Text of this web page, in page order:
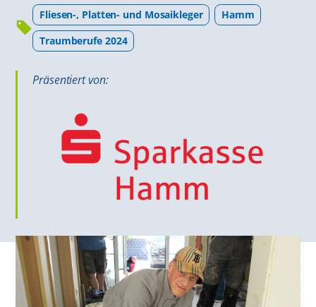
Fliesen-, Platten- und Mosaikleger
Hamm
Traumberufe 2024
Präsentiert von: